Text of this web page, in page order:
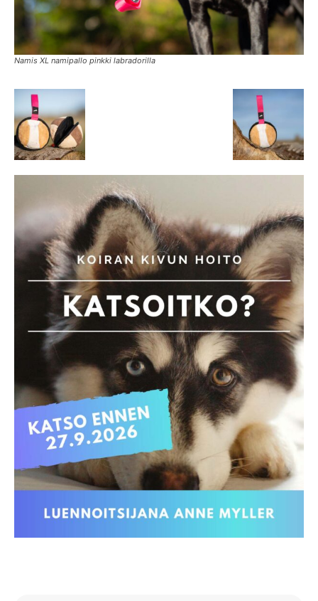
Namis XL namipallo pinkki labradorilla